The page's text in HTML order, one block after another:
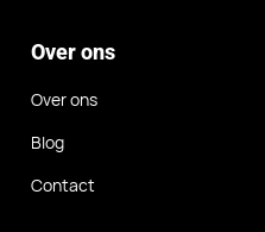
Over ons
Over ons
Blog
Contact